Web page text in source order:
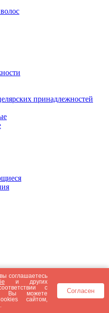
принадлежностей
соглашаетесь
и других
с
. Вы можете
сайтом,
Согласен